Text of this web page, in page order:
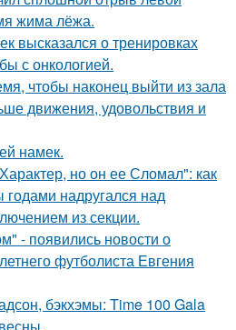
жима лёжа.
высказался о тренировках
с онкологией.
чтобы наконец выйти из зала
движения, удовольствия и
намек.
но он ее Сломал": как
годами надругался над
из секции.
- появились новости о
футболиста Евгения
бэкхэмы: Time 100 Gala